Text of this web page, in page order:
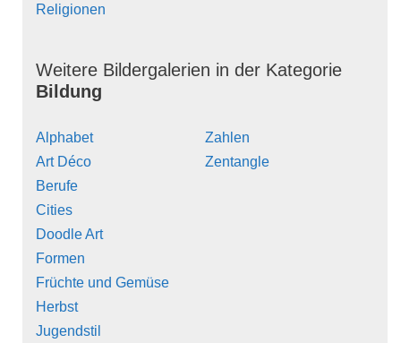
Religionen
Weitere Bildergalerien in der Kategorie
Bildung
Alphabet
Art Déco
Berufe
Cities
Doodle Art
Formen
Früchte und Gemüse
Herbst
Jugendstil
Zahlen
Zentangle